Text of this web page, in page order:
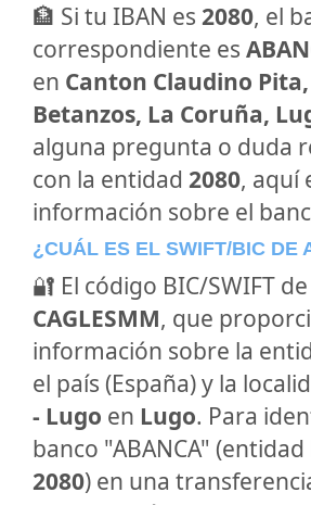
🏦 Si tu IBAN es 2080, el
correspondiente es
en Canton Claudino Pita,
Betanzos, La Coruña,
alguna pregunta o duda
con la entidad 2080, aquí
información sobre el
¿CUÁL ES EL SWIFT/BIC DE
🔐 El código BIC/SWIFT de
CAGLESMM, que
información sobre la
el país (España) y la
- Lugo en Lugo. Para
banco "ABANCA"
2080) en una